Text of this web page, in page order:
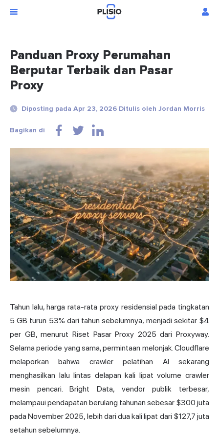
Panduan Proxy Perumahan
Berputar Terbaik dan Pasar
Proxy
Diposting pada Apr 23, 2026 Ditulis oleh Jordan Morris
Bagikan di
Tahun lalu, harga rata-rata proxy residensial pada tingkatan
5 GB turun 53% dari tahun sebelumnya, menjadi sekitar $4
per GB, menurut Riset Pasar Proxy 2025 dari Proxyway.
Selama periode yang sama, permintaan melonjak. Cloudflare
melaporkan bahwa crawler pelatihan AI sekarang
menghasilkan lalu lintas delapan kali lipat volume crawler
mesin pencari. Bright Data, vendor publik terbesar,
melampaui pendapatan berulang tahunan sebesar $300 juta
pada November 2025, lebih dari dua kali lipat dari $127,7 juta
setahun sebelumnya.